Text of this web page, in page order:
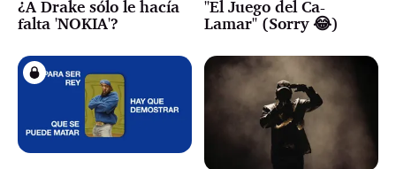
¿A Drake sólo le hacía
falta 'NOKIA'?
"El Juego del Ca-
Lamar" (Sorry 😂)